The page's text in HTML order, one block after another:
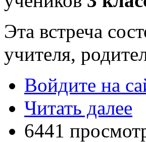
Эта встреча
учителя,
Войдите на
Читать далее
6441